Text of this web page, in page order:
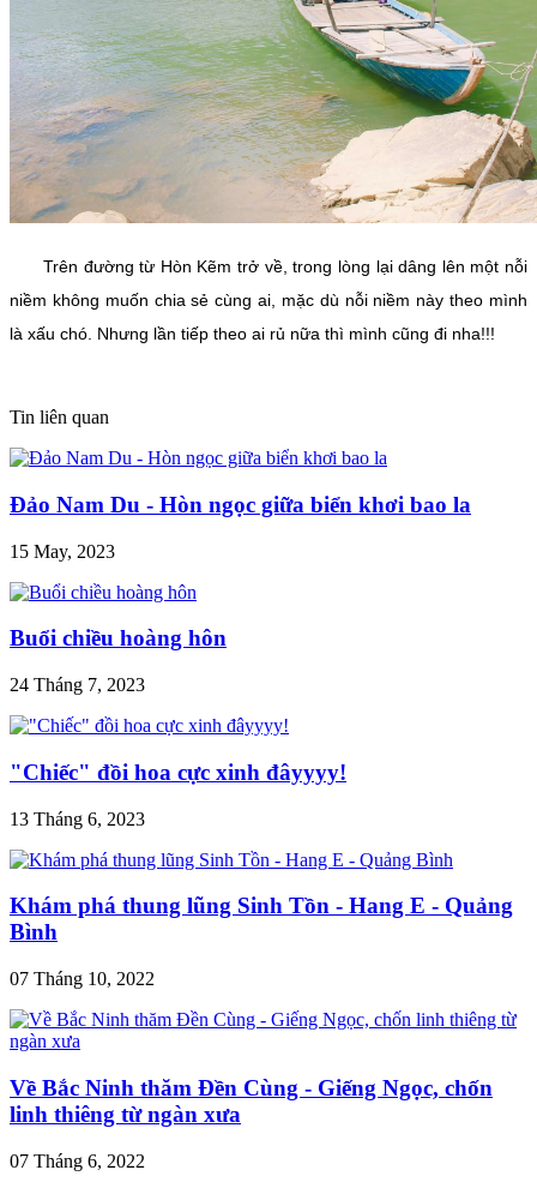
Trên đường từ Hòn Kẽm trở về, trong lòng lại dâng lên một nỗi
niềm không muốn chia sẻ cùng ai, mặc dù nỗi niềm này theo mình
là xấu chó. Nhưng lần tiếp theo ai rủ nữa thì mình cũng đi nha!!!
Tin liên quan
Đảo Nam Du - Hòn ngọc giữa biển khơi bao la
15 May, 2023
Buổi chiều hoàng hôn
24 Tháng 7, 2023
"Chiếc" đồi hoa cực xinh đâyyyy!
13 Tháng 6, 2023
Khám phá thung lũng Sinh Tồn - Hang E - Quảng
Bình
07 Tháng 10, 2022
Về Bắc Ninh thăm Đền Cùng - Giếng Ngọc, chốn
linh thiêng từ ngàn xưa
07 Tháng 6, 2022